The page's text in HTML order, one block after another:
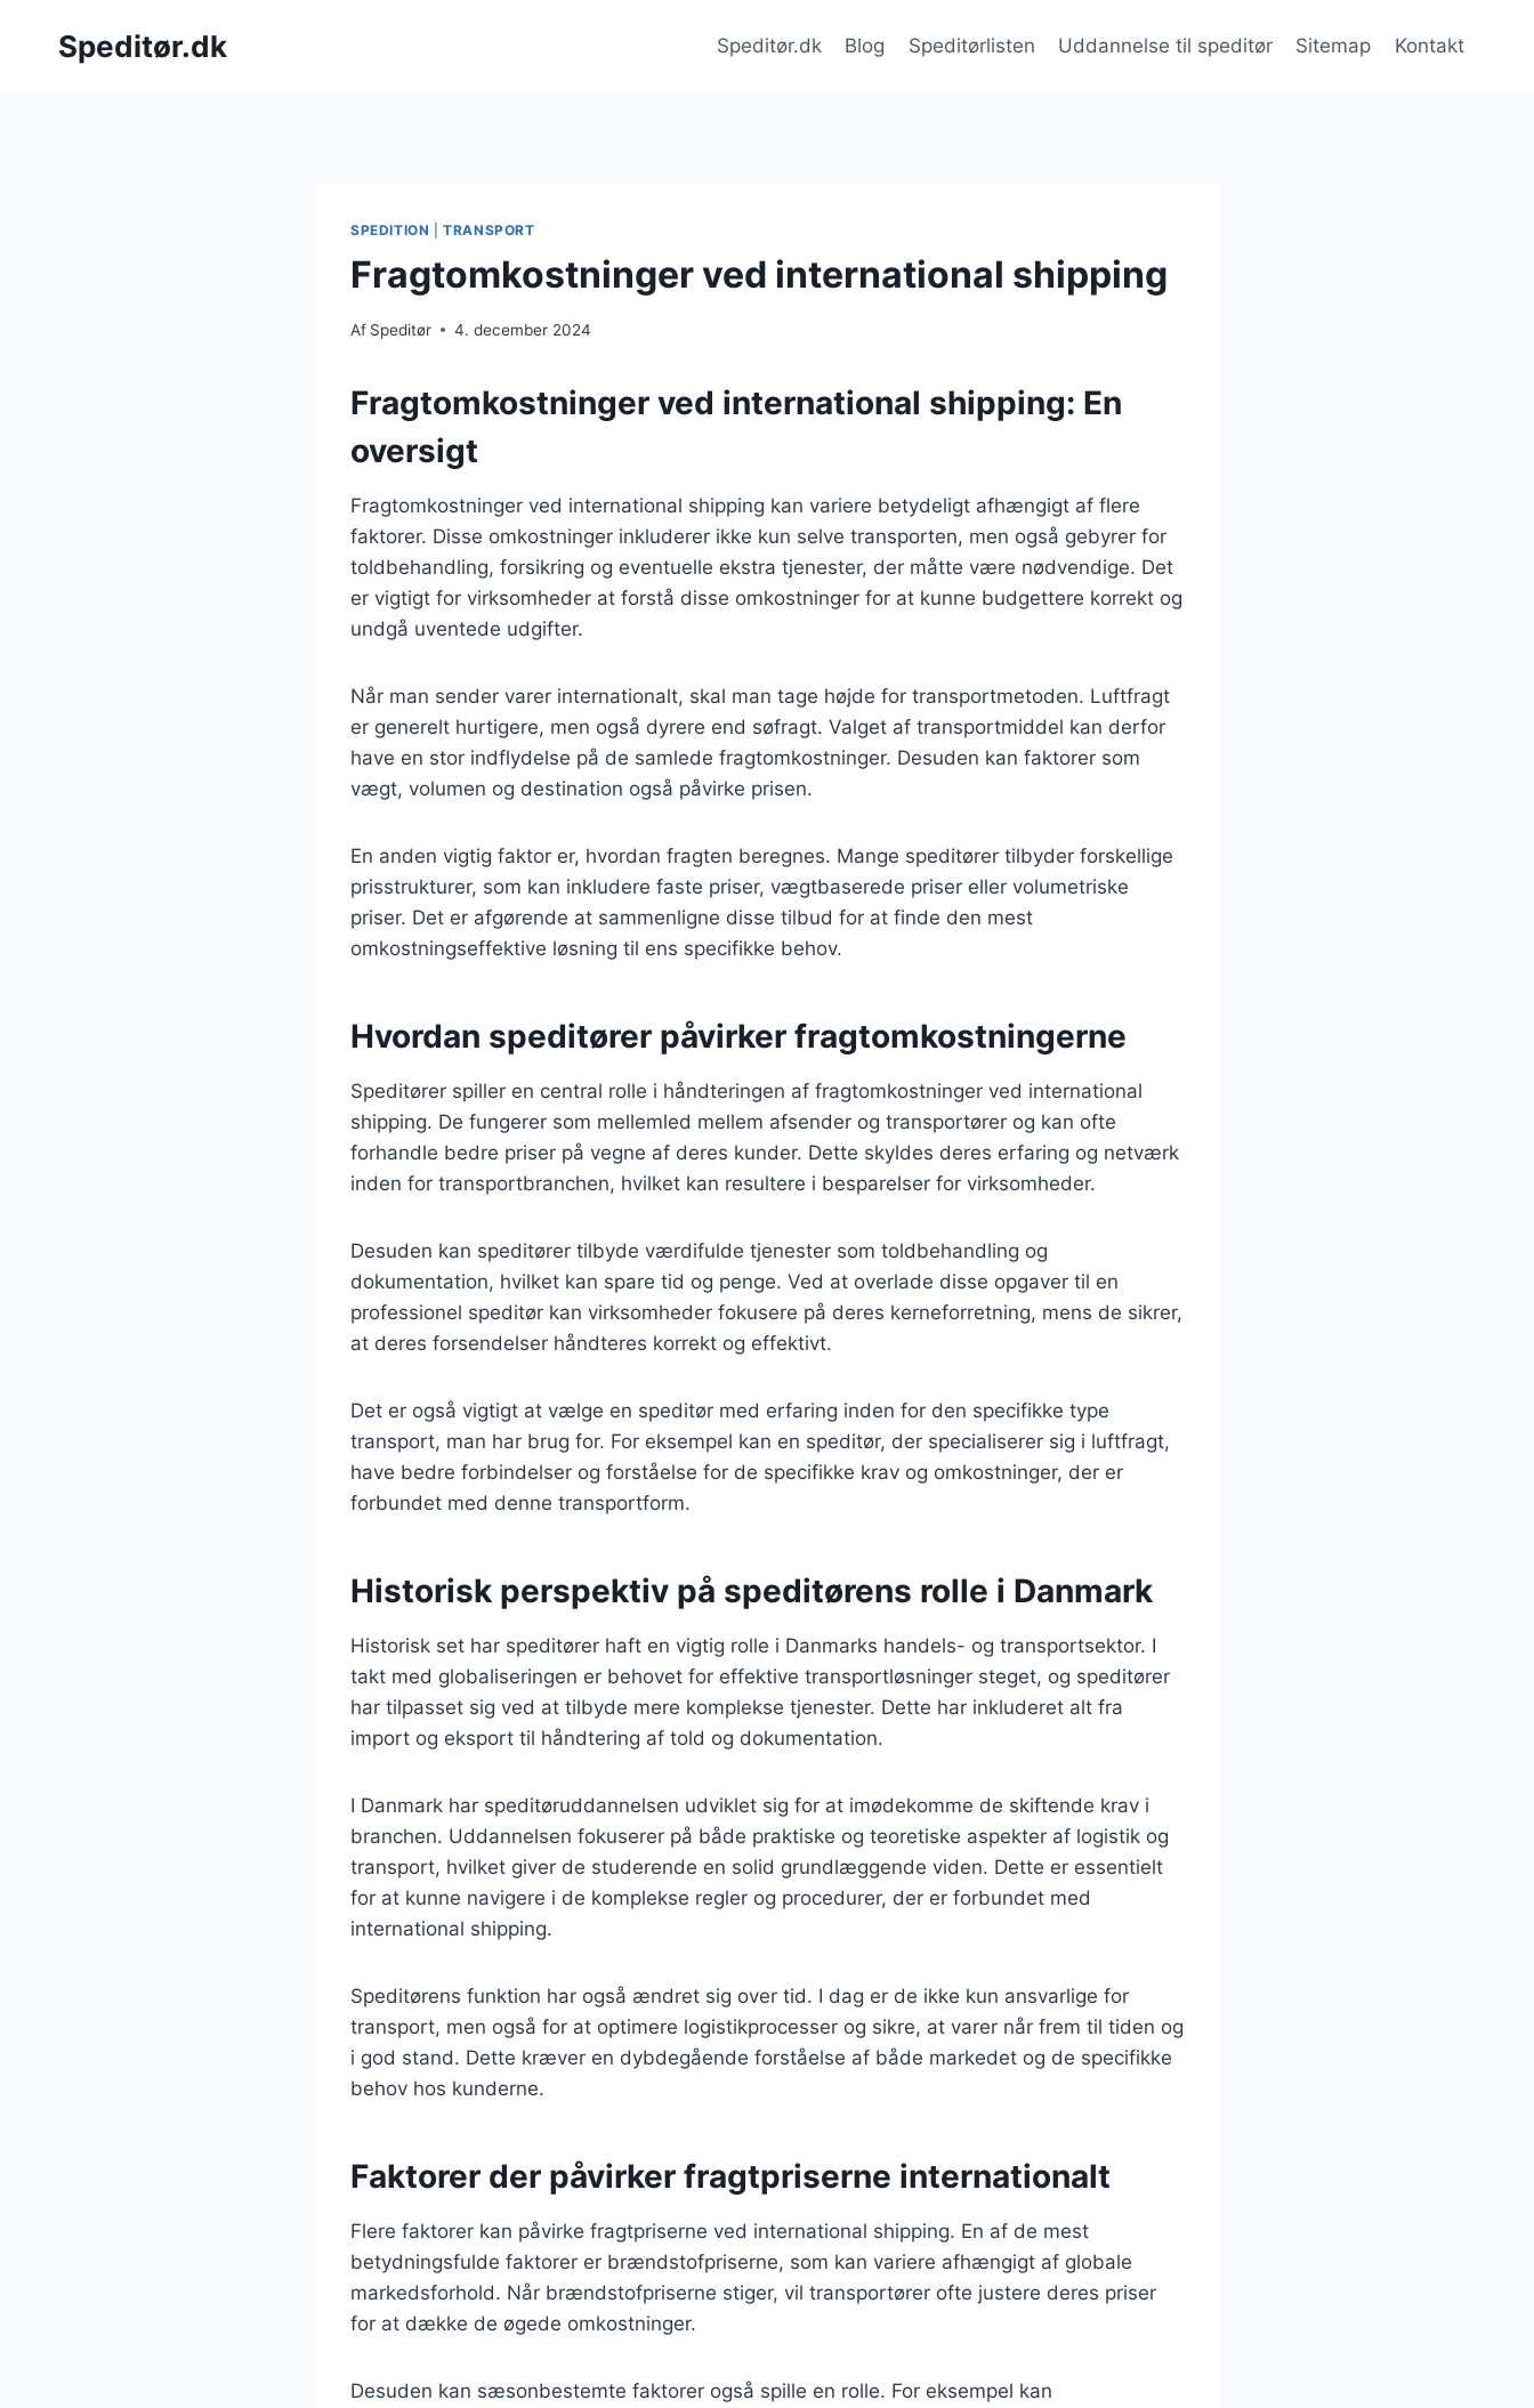
Speditør.dk Speditør.dk Blog Speditørlisten Uddannelse til speditør Sitemap Kontakt
SPEDITION |TRANSPORT
Fragtomkostninger ved international shipping
Af Speditør 4. december 2024
Fragtomkostninger ved international shipping: En
oversigt
Fragtomkostninger ved international shipping kan variere betydeligt afhængigt af flere
faktorer. Disse omkostninger inkluderer ikke kun selve transporten, men også gebyrer for
toldbehandling, forsikring og eventuelle ekstra tjenester, der måtte være nødvendige. Det
er vigtigt for virksomheder at forstå disse omkostninger for at kunne budgettere korrekt og
undgå uventede udgifter.
Når man sender varer internationalt, skal man tage højde for transportmetoden. Luftfragt
er generelt hurtigere, men også dyrere end søfragt. Valget af transportmiddel kan derfor
have en stor indflydelse på de samlede fragtomkostninger. Desuden kan faktorer som
vægt, volumen og destination også påvirke prisen.
En anden vigtig faktor er, hvordan fragten beregnes. Mange speditører tilbyder forskellige
prisstrukturer, som kan inkludere faste priser, vægtbaserede priser eller volumetriske
priser. Det er afgørende at sammenligne disse tilbud for at finde den mest
omkostningseffektive løsning til ens specifikke behov.
Hvordan speditører påvirker fragtomkostningerne
Speditører spiller en central rolle i håndteringen af fragtomkostninger ved international
shipping. De fungerer som mellemled mellem afsender og transportører og kan ofte
forhandle bedre priser på vegne af deres kunder. Dette skyldes deres erfaring og netværk
inden for transportbranchen, hvilket kan resultere i besparelser for virksomheder.
Desuden kan speditører tilbyde værdifulde tjenester som toldbehandling og
dokumentation, hvilket kan spare tid og penge. Ved at overlade disse opgaver til en
professionel speditør kan virksomheder fokusere på deres kerneforretning, mens de sikrer,
at deres forsendelser håndteres korrekt og effektivt.
Det er også vigtigt at vælge en speditør med erfaring inden for den specifikke type
transport, man har brug for. For eksempel kan en speditør, der specialiserer sig i luftfragt,
have bedre forbindelser og forståelse for de specifikke krav og omkostninger, der er
forbundet med denne transportform.
Historisk perspektiv på speditørens rolle i Danmark
Historisk set har speditører haft en vigtig rolle i Danmarks handels- og transportsektor. I
takt med globaliseringen er behovet for effektive transportløsninger steget, og speditører
har tilpasset sig ved at tilbyde mere komplekse tjenester. Dette har inkluderet alt fra
import og eksport til håndtering af told og dokumentation.
I Danmark har speditøruddannelsen udviklet sig for at imødekomme de skiftende krav i
branchen. Uddannelsen fokuserer på både praktiske og teoretiske aspekter af logistik og
transport, hvilket giver de studerende en solid grundlæggende viden. Dette er essentielt
for at kunne navigere i de komplekse regler og procedurer, der er forbundet med
international shipping.
Speditørens funktion har også ændret sig over tid. I dag er de ikke kun ansvarlige for
transport, men også for at optimere logistikprocesser og sikre, at varer når frem til tiden og
i god stand. Dette kræver en dybdegående forståelse af både markedet og de specifikke
behov hos kunderne.
Faktorer der påvirker fragtpriserne internationalt
Flere faktorer kan påvirke fragtpriserne ved international shipping. En af de mest
betydningsfulde faktorer er brændstofpriserne, som kan variere afhængigt af globale
markedsforhold. Når brændstofpriserne stiger, vil transportører ofte justere deres priser
for at dække de øgede omkostninger.
Desuden kan sæsonbestemte faktorer også spille en rolle. For eksempel kan